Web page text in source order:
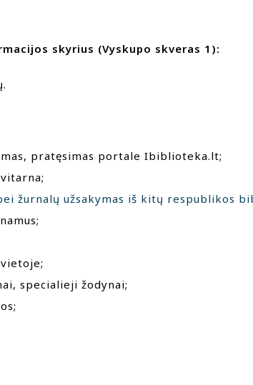
skyrius (Vyskupo skveras 1):
pratęsimas portale Ibiblioteka.lt;
žurnalų užsakymas iš kitų respublikos
vietoje;
specialieji žodynai;